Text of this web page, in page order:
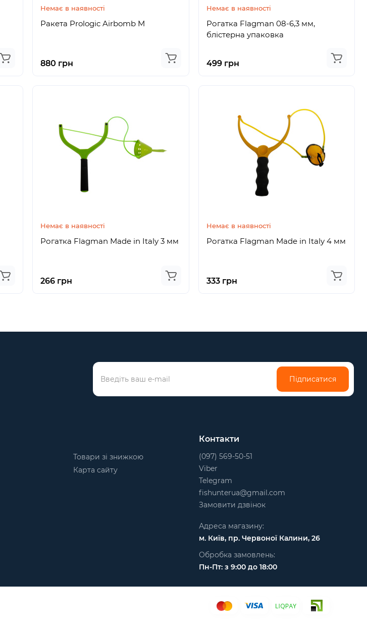
Немає в наявності
Ракета Prologic Airbomb M
880 грн
Немає в наявності
Рогатка Flagman 08-6,3 мм,
блістерна упаковка
499 грн
Немає в наявності
Рогатка Flagman Made in Italy 3 мм
266 грн
Немає в наявності
Рогатка Flagman Made in Italy 4 мм
333 грн
Підписатися
Товари зі знижкою
Карта сайту
Контакти
(097) 569-50-51
Viber
Telegram
fishunterua@gmail.com
Замовити дзвінок
Адреса магазину:
м. Київ, пр. Червоної Калини, 26
Обробка замовлень:
Пн-Пт: з 9:00 до 18:00